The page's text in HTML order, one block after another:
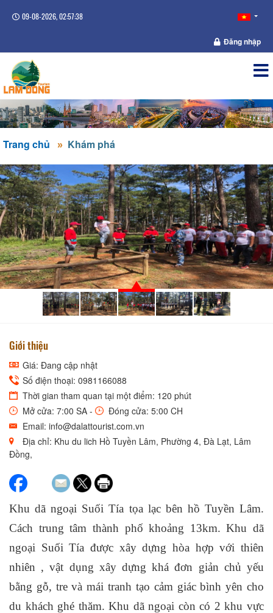
09-08-2026, 02:57:39
Đăng nhập
Trang chủ Khám phá
KHU DÃ NGOẠI SUỐI TÍA
Giới thiệu
Giá: Đang cập nhật
Số điện thoại: 0981166088
Thời gian tham quan tại một điểm: 120 phút
Mở cửa: 7:00 SA -
Đóng cửa: 5:00 CH
Email: info@dalattourist.com.vn
Địa chỉ: Khu du lich Hồ Tuyền Lâm, Phường 4, Đà Lạt, Lâm
Đồng,
Khu dã ngoại Suối Tía tọa lạc bên hồ Tuyền Lâm.
Cách trung tâm thành phố khoảng 13km. Khu dã
ngoại Suối Tía được xây dựng hòa hợp với thiên
nhiên , vật dụng xây dựng khá đơn giản chủ yếu
bằng gỗ, tre và mái tranh tạo cảm giác bình yên cho
du khách ghé thăm. Khu dã ngoại còn có 2 khu vực